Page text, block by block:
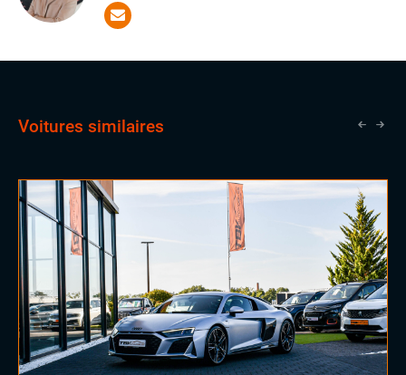
des qualités essentielles pour réussir dans notre
domaine. Il a la chance d'apprendre aux côtés de
vendeurs expérimentés, une opportunité qui lui ouvrira
commercial.
Eclairage d'ambiance
Palettes au volant
Volant sport
Voitures similaires